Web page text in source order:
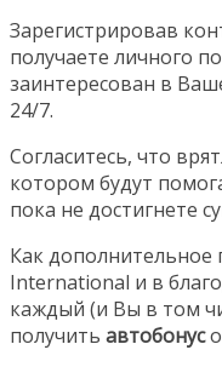
Зарегистрировав
получаете личного
заинтересован в
24/7.
Согласитесь, что
котором будут
пока не достигнете
Как
International и в
каждый (и Вы в том
получить автобонус